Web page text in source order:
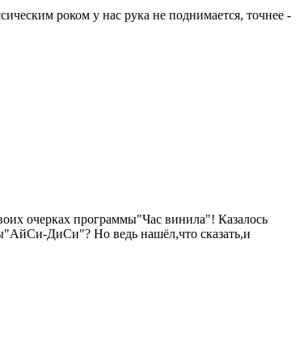
роком у нас рука не поднимается, точнее -
очерках программы"Час винила"! Казалось
ДиСи"? Но ведь нашёл,что сказать,и